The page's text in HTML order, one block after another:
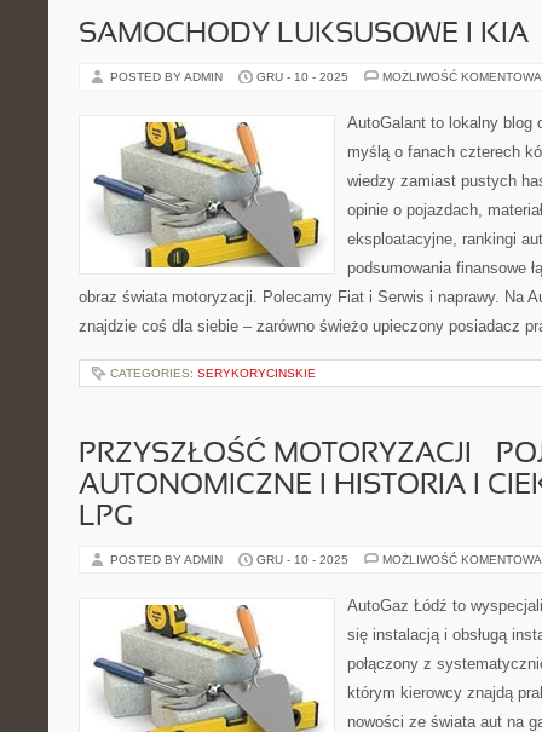
SAMOCHODY LUKSUSOWE I KIA
POSTED BY ADMIN GRU - 10 - 2025 MOŻLIWOŚĆ
AutoGalant to lokalny blog
myślą o fanach czterech
wiedzy zamiast pustych
opinie o pojazdach,
eksploatacyjne, rankingi
podsumowania finansowe
obraz świata motoryzacji. Polecamy Fiat i Serwis i naprawy. Na
znajdzie coś dla siebie – zarówno świeżo upieczony posiadacz
CATEGORIES: SERYKORYCINSKIE
PRZYSZŁOŚĆ MOTORYZACJI –
AUTONOMICZNE I HISTORIA I
LPG
POSTED BY ADMIN GRU - 10 - 2025 MOŻLIWOŚĆ
AutoGaz Łódź to
się instalacją i obsługą
połączony z
którym kierowcy znajdą
nowości ze świata aut na